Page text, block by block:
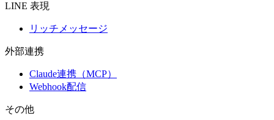
LINE 表現
リッチメッセージ
外部連携
Claude連携（MCP）
Webhook配信
その他